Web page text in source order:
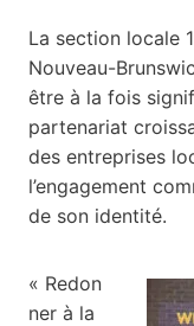
La section locale
Nouveau-
être à la fois
partenariat
des entreprises
l’engagement
de son identité.
« Redon
ner à la